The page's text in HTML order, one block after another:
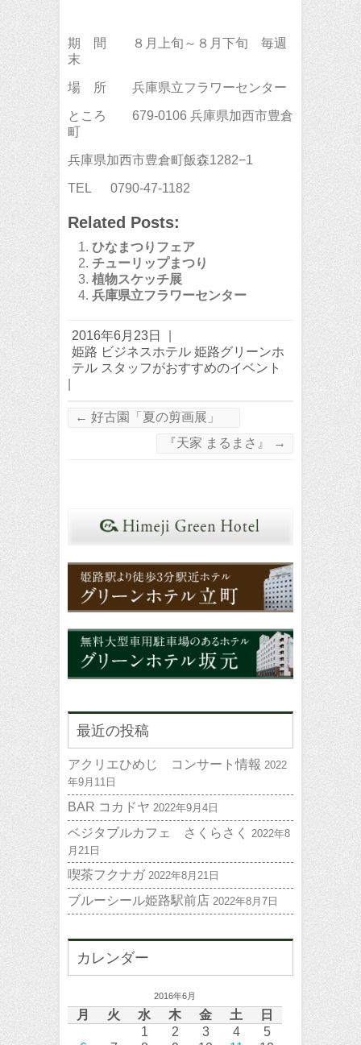
期 間 ８月上旬～８月下旬 毎週
末
場 所 兵庫県立フラワーセンター
ところ 679-0106 兵庫県加西市豊倉
町
兵庫県加西市豊倉町飯森1282−1
TEL 0790-47-1182
Related Posts:
ひなまつりフェア
チューリップまつり
植物スケッチ展
兵庫県立フラワーセンター
2016年6月23日
姫路 ビジネスホテル 姫路グリーンホ
テル スタッフがおすすめのイベント
← 好古園「夏の剪画展」
『天家 まるまさ』
→
最近の投稿
アクリエひめじ コンサート情報 2022
年9月11日
BAR コカドヤ 2022年9月4日
ベジタブルカフェ さくらさく
2022年8
月21日
喫茶フクナガ 2022年8月21日
ブルーシール姫路駅前店 2022年8月7日
カレンダー
2016年6月
月 火 水 木 金 土
日
1
2 3 4
5